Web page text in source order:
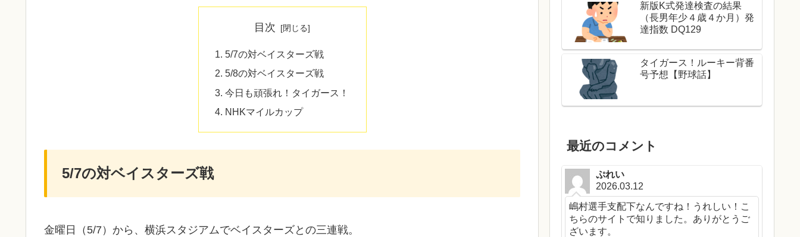
目次
5/7の対ベイスターズ戦
5/8の対ベイスターズ戦
今日も頑張れ！タイガース！
NHKマイルカップ
5/7の対ベイスターズ戦
金曜日（5/7）から、横浜スタジアムでベイスターズとの三連戦。
新版K式発達検査の結果
（長男年少４歳４か月）発
達指数 DQ129
タイガース！ルーキー背番
号予想【野球話】
最近のコメント
ぷれい
2026.03.12
嶋村選手支配下なんですね！うれしい！こ
ちらのサイトで知りました。ありがとうご
ざいます。